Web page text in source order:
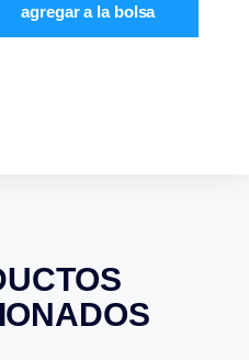
agregar a la bolsa